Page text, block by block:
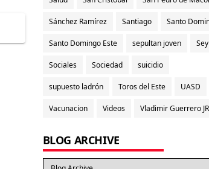
Sánchez Ramírez Santiago Santo
Santo Domingo Este sepultan joven
Sociales Sociedad suicidio
supuesto ladrón Toros del Este UASD
Vacunacion Videos Vladimir Guerrero JR
BLOG ARCHIVE